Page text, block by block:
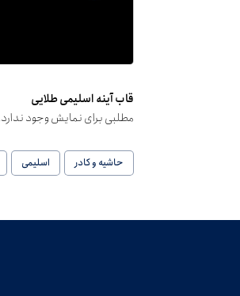
قاب آینه اسلیمی طلایی
مطلبی برای نمایش وجود ندارد.
حاشیه و کادر اسلیمی